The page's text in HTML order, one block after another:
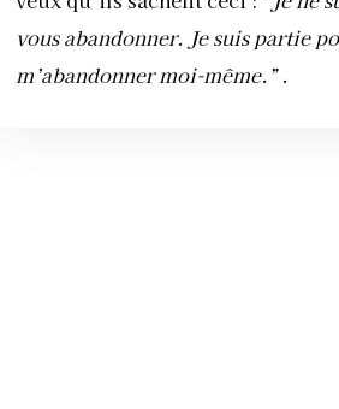
vous abandonner. Je suis partie
m’abandonner moi-même.” .